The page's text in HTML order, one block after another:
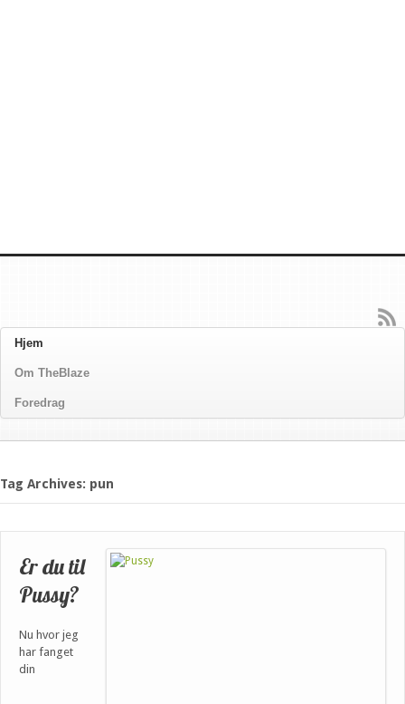
Hjem
Om TheBlaze
Foredrag
Tag Archives: pun
Er du til
Pussy?
Nu hvor jeg
har fanget
din